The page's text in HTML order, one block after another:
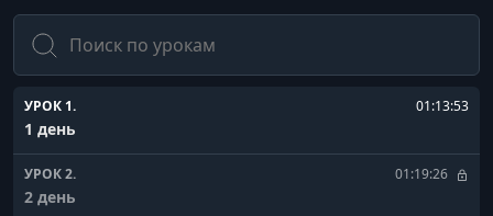
Поиск
УРОК 1. 01:13:53
1 день
УРОК 2. 01:19:26
2 день